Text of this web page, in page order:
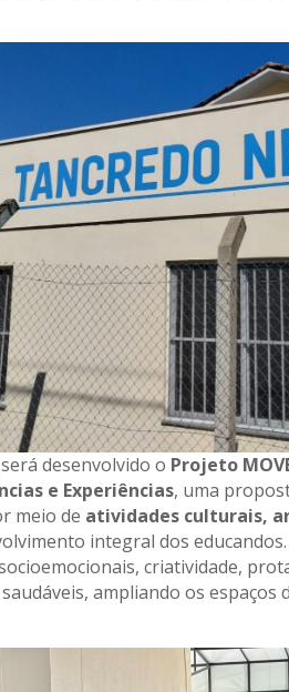
desenvolvido o Projeto
e Experiências, uma
meio de atividades culturais,
integral dos
criatividade,
ampliando os espaços